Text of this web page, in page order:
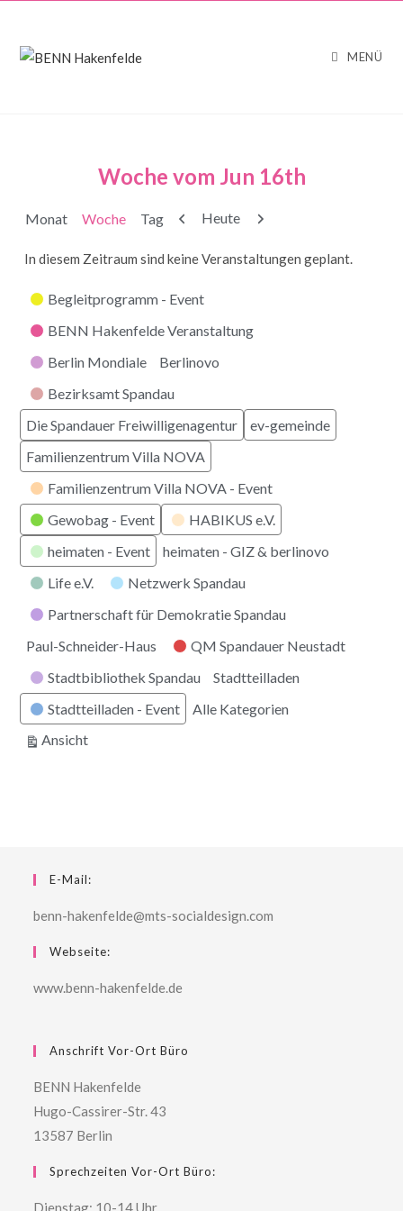
MENÜ
Woche vom Jun 16th
Monat Woche Tag Zurück
Heute Weiter
In diesem Zeitraum sind keine Veranstaltungen geplant.
Kategorien
Begleitprogramm - Event
BENN Hakenfelde Veranstaltung
Berlin Mondiale
Berlinovo
Bezirksamt Spandau
Die Spandauer Freiwilligenagentur
ev-gemeinde
Familienzentrum Villa NOVA
Familienzentrum Villa NOVA - Event
Gewobag - Event
HABIKUS e.V.
heimaten - Event
heimaten - GIZ & berlinovo
Life e.V.
Netzwerk Spandau
Partnerschaft für Demokratie Spandau
Paul-Schneider-Haus
QM Spandauer Neustadt
Stadtbibliothek Spandau
Stadtteilladen
Stadtteilladen - Event
Alle Kategorien
Ansichtausdrucken
E-Mail:
benn-hakenfelde@mts-socialdesign.com
Webseite:
www.benn-hakenfelde.de
Anschrift Vor-Ort Büro
BENN Hakenfelde
Hugo-Cassirer-Str. 43
13587 Berlin
Sprechzeiten Vor-Ort Büro:
Dienstag: 10-14 Uhr